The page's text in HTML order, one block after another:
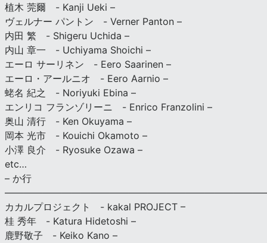
植木 莞爾 - Kanji Ueki –
ヴェルナー パントン - Verner Panton –
内田 繁 - Shigeru Uchida –
内山 章一 - Uchiyama Shoichi –
エーロ サーリネン - Eero Saarinen –
エーロ・アールニオ - Eero Aarnio –
蛯名 紀之 - Noriyuki Ebina –
エンリコ フランゾリーニ - Enrico Franzolini –
奥山 清行 - Ken Okuyama –
岡本 光市 - Kouichi Okamoto –
小澤 良介 - Ryosuke Ozawa –
etc…
– か行
カカルプロジェクト - kakal PROJECT –
桂 秀年 - Katura Hidetoshi –
鹿野敬子 - Keiko Kano –